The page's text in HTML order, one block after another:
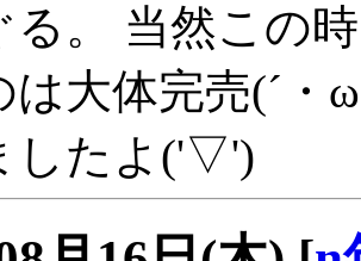
る。 当然この
は大体完売(´・
したよ('▽')